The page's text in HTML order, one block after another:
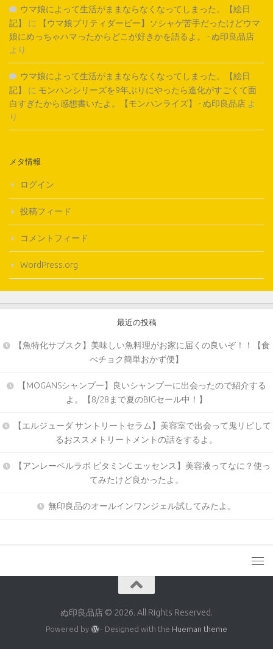
ウマ娘によって生活がままならなくなってしまった。【絵日
記】
に
【ウマ娘プリティダービー】ソシャゲ苦手だったけどウマ
娘にめっちゃハマったからどこが好きかを語るよ。 - ぬ印良品店
より
ウマ娘によって生活がままならなくなってしまった。【絵日
記】
に モンハンシリーズを9年ぶりにやったら進化がすごくて面
白すぎたから感想書いたよ。【モンハンライズ】 - ぬ印良品店 よ
り
メタ情報
ログイン
投稿フィード
コメントフィード
WordPress.org
最近の投稿
【魚特化サブスク】美味しい魚料理がお家に届くの良いぞ！！【食
べチョク簡単おかず便】
【MOGANSシャンプー】良いシャンプーに出会ったので紹介する
よ。【8/28まで夏のBIGセール中！】
【エルジューダ サントリートセラム】美容室で出会って鬼リピして
るおススメトリートメントの話をするよ。
【アンレーベルラボ ビタミンC エッセンス】美容液ってなに？使っ
てみたけど良かったよ。
無印良品のオールインワンジェル試してみたよ。
ぬ印良品店 © 2026. All Rights Reserved.
Powered by - Designed with the Hueman theme